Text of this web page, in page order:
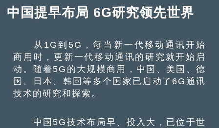
中国提早布局 6G研究领先世界
从1G到5G，每当新一代移动通讯开始
商用时，更新一代移动通讯的研究就开始启
动。随着5G的大规模商用，中国、美国、德
国、日本、韩国等多个国家已启动了6G通讯
技术的研究和探索。
中国5G技术布局早、投入大，已位于世